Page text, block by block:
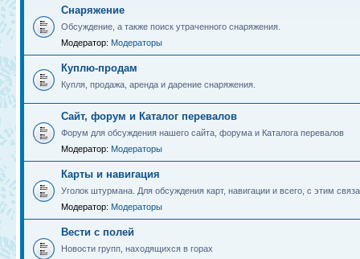
Снаряжение
Обсуждение, а также поиск утраченного снаряжения.
Модератор: Модераторы
Куплю-продам
Купля, продажа, аренда и дарение снаряжения.
Сайт, форум и Каталог перевалов
Форум для обсуждения нашего сайта, форума и Каталога перевалов
Модератор: Модераторы
Карты и навигация
Уголок штурмана. Для обсуждения карт, навигации и всего, с этим
Модератор: Модераторы
Вести с полей
Новости групп, находящихся в горах